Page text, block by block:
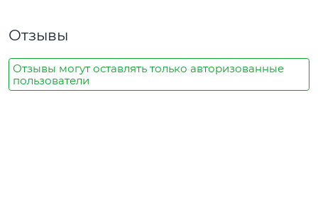
Отзывы
Отзывы могут оставлять только авторизованные
пользователи